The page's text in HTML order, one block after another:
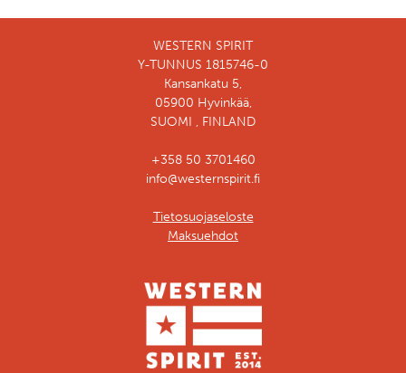
WESTERN SPIRIT
Y-TUNNUS 1815746-0
Kansankatu 5,
05900 Hyvinkää,
SUOMI , FINLAND
+358 50 3701460
info@westernspirit.fi
Tietosuojaseloste
Maksuehdot